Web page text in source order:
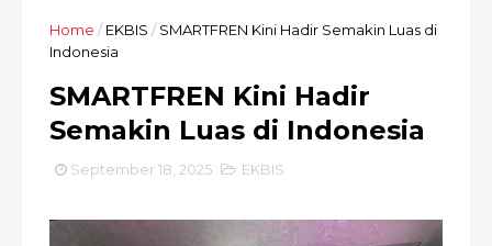
Home / EKBIS / SMARTFREN Kini Hadir Semakin Luas di
Indonesia
SMARTFREN Kini Hadir
Semakin Luas di Indonesia
September 18, 2025 EKBIS